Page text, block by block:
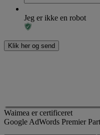
Jeg er ikke en robot
Waimea er certificeret
Google AdWords Premier